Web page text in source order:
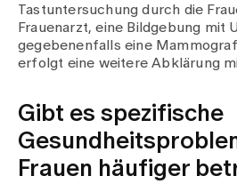
Tastuntersuchung durch die
Frauenarzt, eine Bildgebung mit
gegebenenfalls eine
erfolgt eine weitere Abklärung
Gibt es spezifische
Frauen häufiger